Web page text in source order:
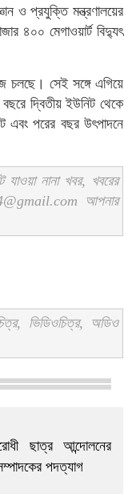
ও প্রযুক্তি মন্ত্রণালয়ের
৪০০ মেগাওয়ার্ট বিদ্যুৎ
চলছে। সেই সঙ্গে এগিয়ে
দ্বিতীয় ইউনিট থেকে
পরের বছর উৎপাদনে
নানা খবর, খবরের
আপনার
ভিডিওচিত্র, অডিও
ছাত্র আন্দোলনের
পদত্যাগ